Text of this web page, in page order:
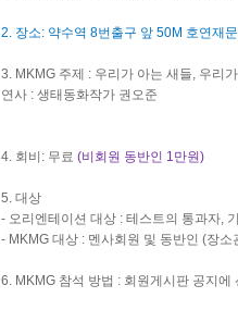
2. 장소: 약수역 8번출구 앞 50M 호연재
3. MKMG 주제 : 우리가 아는 새들, 우리
연사 : 생태동화작가 권오준
4. 회비: 무료 (비회원 동반인 1만원)
5. 대상
- 오리엔테이션 대상 : 테스트의 통과자,
- MKMG 대상 : 멘사회원 및 동반인 (장
6. MKMG 참석 방법 : 회원게시판 공지